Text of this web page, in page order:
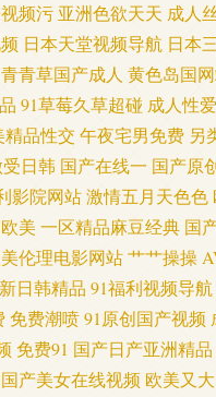
欧洲色 久草资源免费网 激情五月
美日韩成人免费 深爱婷婷五月 亚
人妖伪娘在线 少妇导航 天美mv
二区 免费看AV 久久日本亚洲 日本
产热伊人久久 欧美性爱A级片 日韩
航 TS黑料吃瓜一区二区 丁香五月
美浮力第四页 日韩综合乱伦社区
频污 亚洲色欲天天 成人
日本天堂视频导航 日本
青青草国产成人 黄色岛国
91草莓久草超碰 成人性
精品性交 午夜宅男免费 另
日韩 国产在线一 国产原
影院网站激情五月天色色
美 一区精品麻豆经典 国
伦理电影网站艹艹操操
日韩精品 91福利视频导航
免费潮喷91原创国产视频
免费91 国产日产亚洲精品
国产美女在线视频 欧美又大